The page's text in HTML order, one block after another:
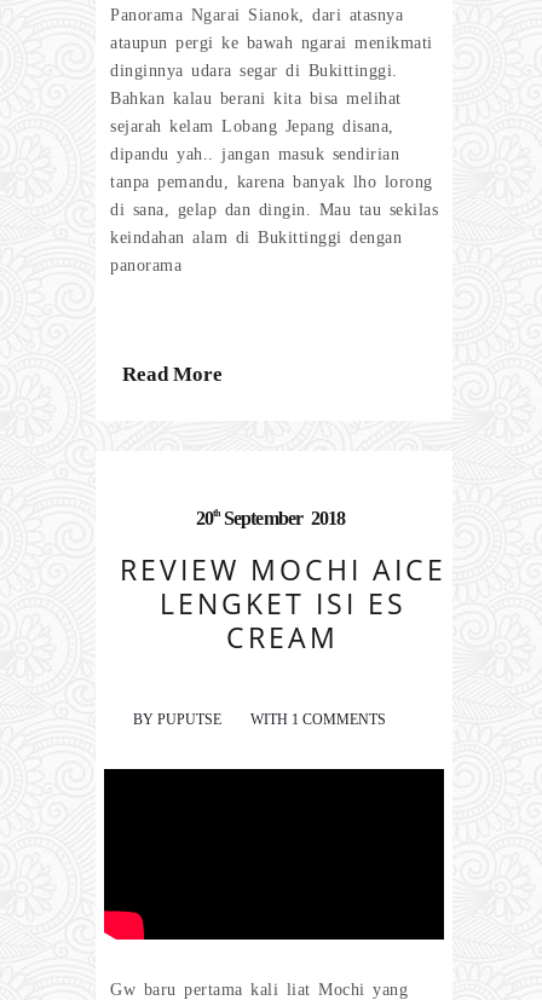
Panorama Ngarai Sianok, dari atasnya
ataupun pergi ke bawah ngarai menikmati
dinginnya udara segar di Bukittinggi.
Bahkan kalau berani kita bisa melihat
sejarah kelam Lobang Jepang disana,
dipandu yah.. jangan masuk sendirian
tanpa pemandu, karena banyak lho lorong
di sana, gelap dan dingin. Mau tau sekilas
keindahan alam di Bukittinggi dengan
panorama
Read More
20th September 2018
REVIEW MOCHI AICE
LENGKET ISI ES
CREAM
BY PUPUTSE WITH 1 COMMENTS
Gw baru pertama kali liat Mochi yang